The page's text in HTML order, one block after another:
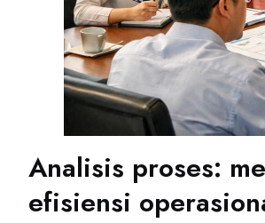
Analisis proses:
efisiensi